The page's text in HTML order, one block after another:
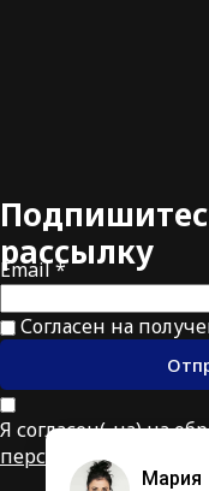
Email *
Согласен на
Я согласен(-на) на
персональных данных
рассылку
Мария